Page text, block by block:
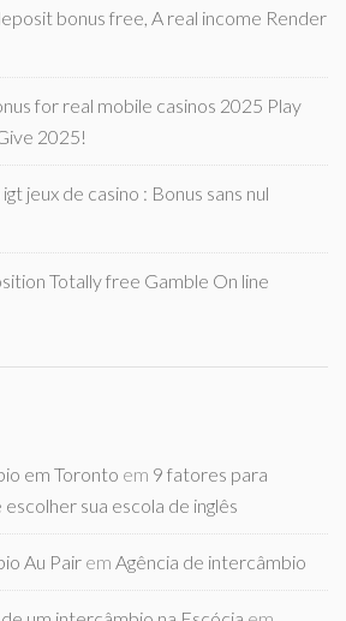
bonus free, A real income Render
for real mobile casinos 2025 Play
2025!
jeux de casino : Bonus sans nul
Totally free Gamble On line
em Toronto em 9 fatores para
sua escola de inglês
Au Pair em Agência de intercâmbio